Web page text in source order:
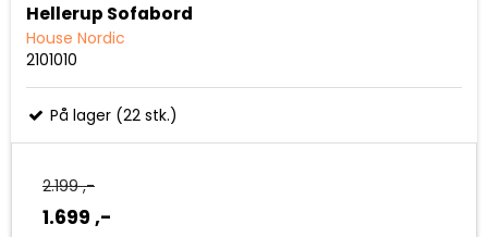
Hellerup Sofabord
House Nordic
2101010
På lager (22 stk.)
2.199 ,-
1.699 ,-